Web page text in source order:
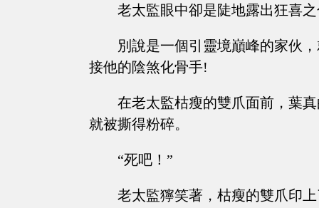
老太監眼中卻是陡地露出狂喜
別說是一個引靈境巔峰的家伙
接他的陰煞化骨手!
在老太監枯瘦的雙爪面前，葉
就被撕得粉碎。
“死吧！”
老太監獰笑著，枯瘦的雙爪印